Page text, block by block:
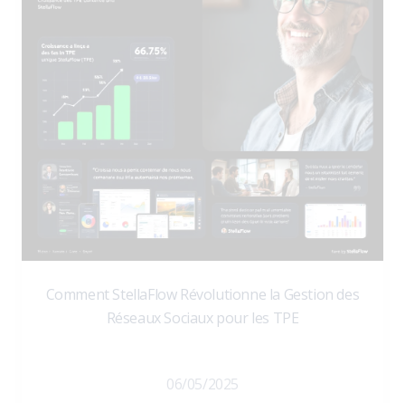
Comment StellaFlow Révolutionne la Gestion des
Réseaux Sociaux pour les TPE
06/05/2025